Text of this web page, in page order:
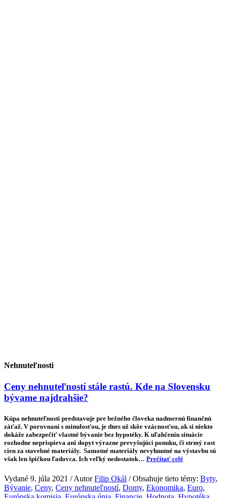
Nehnuteľnosti
Ceny nehnuteľností stále rastú. Kde na Slovensku
bývame najdrahšie?
Kúpa nehnuteľnosti predstavuje pre bežného človeka nadmernú finančnú
záťaž. V porovnaní s minulosťou, je dnes už skôr vzácnosťou, ak si niekto
dokáže zabezpečiť vlastné bývanie bez hypotéky. K uľahčeniu situácie
rozhodne neprispieva ani dopyt výrazne prevyšujúci ponuku, či strmý rast
cien za stavebné materiály. Samotné materiály nevyhnutné na výstavbu sú
však len špičkou ľadovca. Ich veľký nedostatok… Prečítať celé
Vydané 9. júla 2021 / AutorFilip Okál / Obsahuje tieto témy: Byty,
Bývanie, Ceny, Ceny nehnuteľností, Domy, Ekonomika, Euro,